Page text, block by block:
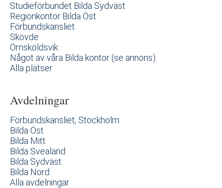
Studieförbundet Bilda Sydväst
Regionkontor Bilda Öst
Förbundskansliet
Skövde
Örnsköldsvik
Något av våra Bilda kontor (se annons)
Alla platser
Avdelningar
Förbundskansliet, Stockholm
Bilda Öst
Bilda Mitt
Bilda Svealand
Bilda Sydväst
Bilda Nord
Alla avdelningar